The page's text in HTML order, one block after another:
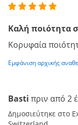
Καλή ποιότητα
Κορυφαία
Εμφάνιση αρχικής
Basti πριν από 2
Δημοσιεύτηκε στο